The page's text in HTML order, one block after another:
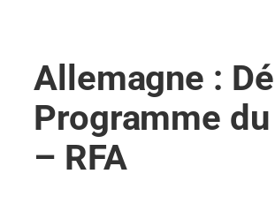
Allemagne :
Programme
– RFA